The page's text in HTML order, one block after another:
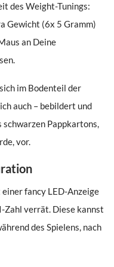
des Weight-Tunings:
Gewicht (6x 5 Gramm)
an Deine
im Bodenteil der
auch – bebildert und
schwarzen Pappkartons,
vor.
fancy LED-Anzeige
verrät. Diese kannst
des Spielens, nach